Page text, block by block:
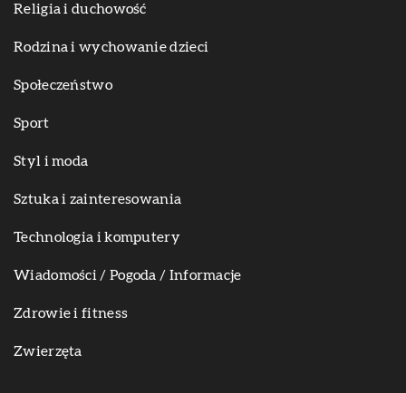
Religia i duchowość
Rodzina i wychowanie dzieci
Społeczeństwo
Sport
Styl i moda
Sztuka i zainteresowania
Technologia i komputery
Wiadomości / Pogoda / Informacje
Zdrowie i fitness
Zwierzęta